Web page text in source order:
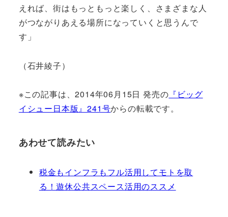
えれば、街はもっともっと楽しく、さまざまな人
がつながりあえる場所になっていくと思うんで
す」
（石井綾子）
※この記事は、2014年06月15日 発売の 『ビッグ
イシュー日本版』241号からの転載です。
あわせて読みたい
税金もインフラもフル活用してモトを取
る！遊休公共スペース活用のススメ